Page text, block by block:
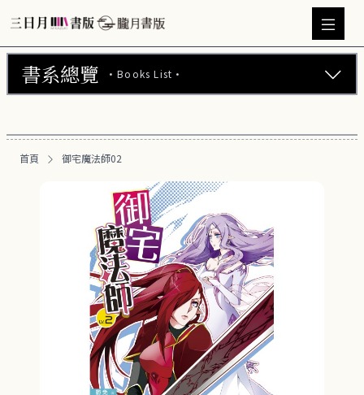
書系總覽 ·Books List·
朧月書版 (275)
周邊商品 (260)
首頁 御宅魔法師02